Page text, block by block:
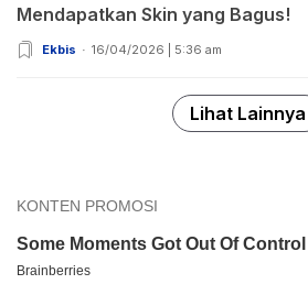
Mendapatkan Skin yang Bagus!
Ekbis 16/04/2026 | 5:36 am
Lihat Lainnya